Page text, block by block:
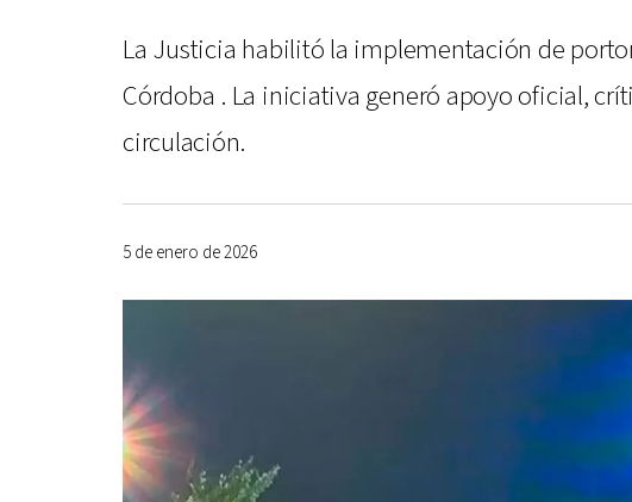
La Justicia habilitó la implementación de
Córdoba . La iniciativa generó apoyo oficial,
circulación.
5 de enero de 2026